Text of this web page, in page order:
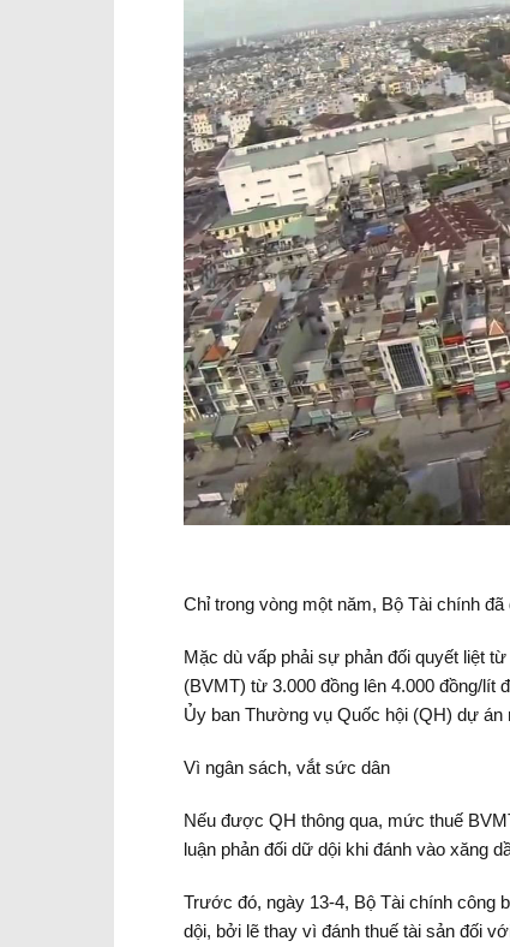
Chỉ trong vòng một năm, Bộ Tài chính
Mặc dù vấp phải sự phản đối quyết liệt
(BVMT) từ 3.000 đồng lên 4.000 đồng/lít
Ủy ban Thường vụ Quốc hội (QH) dự án
Vì ngân sách, vắt sức dân
Nếu được QH thông qua, mức thuế
luận phản đối dữ dội khi đánh vào xăng
Trước đó, ngày 13-4, Bộ Tài chính công
dội, bởi lẽ thay vì đánh thuế tài sản đối